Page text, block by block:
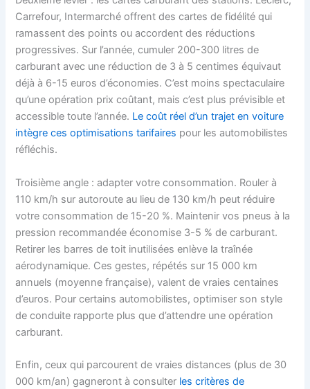
Carrefour, Intermarché offrent des cartes de fidélité qui
ramassent des points ou accordent des réductions
progressives. Sur l’année, cumuler 200-300 litres de
carburant avec une réduction de 3 à 5 centimes équivaut
déjà à 6-15 euros d’économies. C’est moins spectaculaire
qu’une opération prix coûtant, mais c’est plus prévisible et
accessible toute l’année. Le coût réel d’un trajet en voiture
intègre ces optimisations tarifaires pour les automobilistes
réfléchis.
Troisième angle : adapter votre consommation. Rouler à
110 km/h sur autoroute au lieu de 130 km/h peut réduire
votre consommation de 15-20 %. Maintenir vos pneus à la
pression recommandée économise 3-5 % de carburant.
Retirer les barres de toit inutilisées enlève la traînée
aérodynamique. Ces gestes, répétés sur 15 000 km
annuels (moyenne française), valent de vraies centaines
d’euros. Pour certains automobilistes, optimiser son style
de conduite rapporte plus que d’attendre une opération
carburant.
Enfin, ceux qui parcourent de vraies distances (plus de 30
000 km/an) gagneront à consulter les critères de